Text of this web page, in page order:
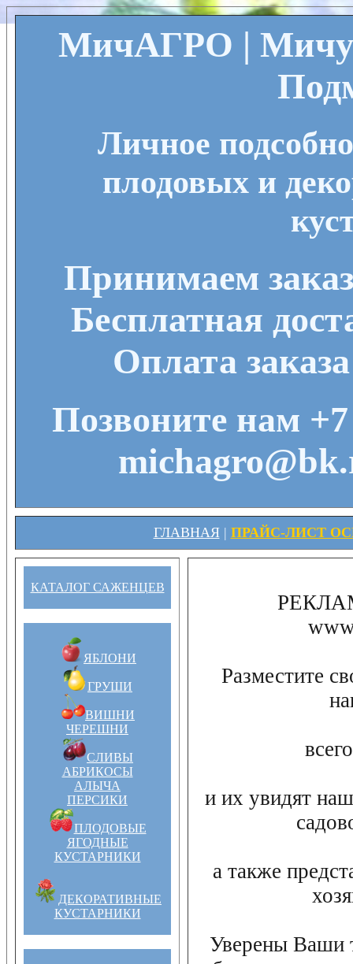
МичАГРО |
Личное
плодовых и
Принимаем
Бесплатная
Оплата
Позвоните нам
ГЛАВНАЯ| ПРАЙС-ЛИСТ
КАТАЛОГ САЖЕНЦЕВ
ЯБЛОНИ
ГРУШИ
ВИШНИ
ЧЕРЕШНИ
СЛИВЫ
АБРИКОСЫ
АЛЫЧА
ПЕРСИКИ
ПЛОДОВЫЕ
ЯГОДНЫЕ
КУСТАРНИКИ
ДЕКОРАТИВНЫЕ
КУСТАРНИКИ
Разместите
и их увидят
а также
Уверены Ваши